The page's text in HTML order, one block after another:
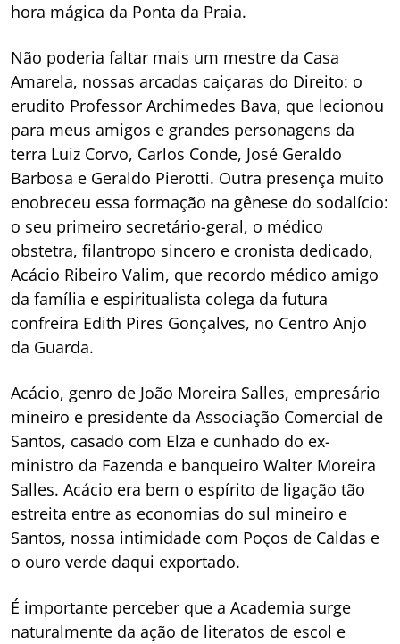
hora mágica da Ponta da Praia.
Não poderia faltar mais um mestre da Casa
Amarela, nossas arcadas caiçaras do Direito: o
erudito Professor Archimedes Bava, que lecionou
para meus amigos e grandes personagens da
terra Luiz Corvo, Carlos Conde, José Geraldo
Barbosa e Geraldo Pierotti. Outra presença muito
enobreceu essa formação na gênese do sodalício:
o seu primeiro secretário-geral, o médico
obstetra, filantropo sincero e cronista dedicado,
Acácio Ribeiro Valim, que recordo médico amigo
da família e espiritualista colega da futura
confreira Edith Pires Gonçalves, no Centro Anjo
da Guarda.
Acácio, genro de João Moreira Salles, empresário
mineiro e presidente da Associação Comercial de
Santos, casado com Elza e cunhado do ex-
ministro da Fazenda e banqueiro Walter Moreira
Salles. Acácio era bem o espírito de ligação tão
estreita entre as economias do sul mineiro e
Santos, nossa intimidade com Poços de Caldas e
o ouro verde daqui exportado.
É importante perceber que a Academia surge
naturalmente da ação de literatos de escol e